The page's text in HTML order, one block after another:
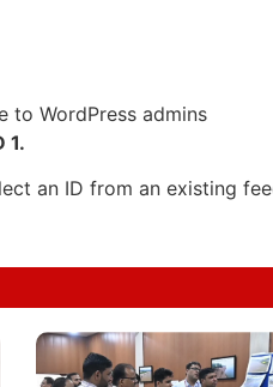
to WordPress admins
1.
an ID from an existing